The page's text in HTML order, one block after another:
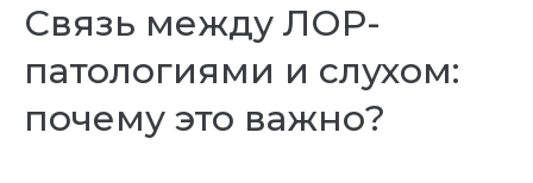
Связь между ЛОР-
патологиями и слухом:
почему это важно?